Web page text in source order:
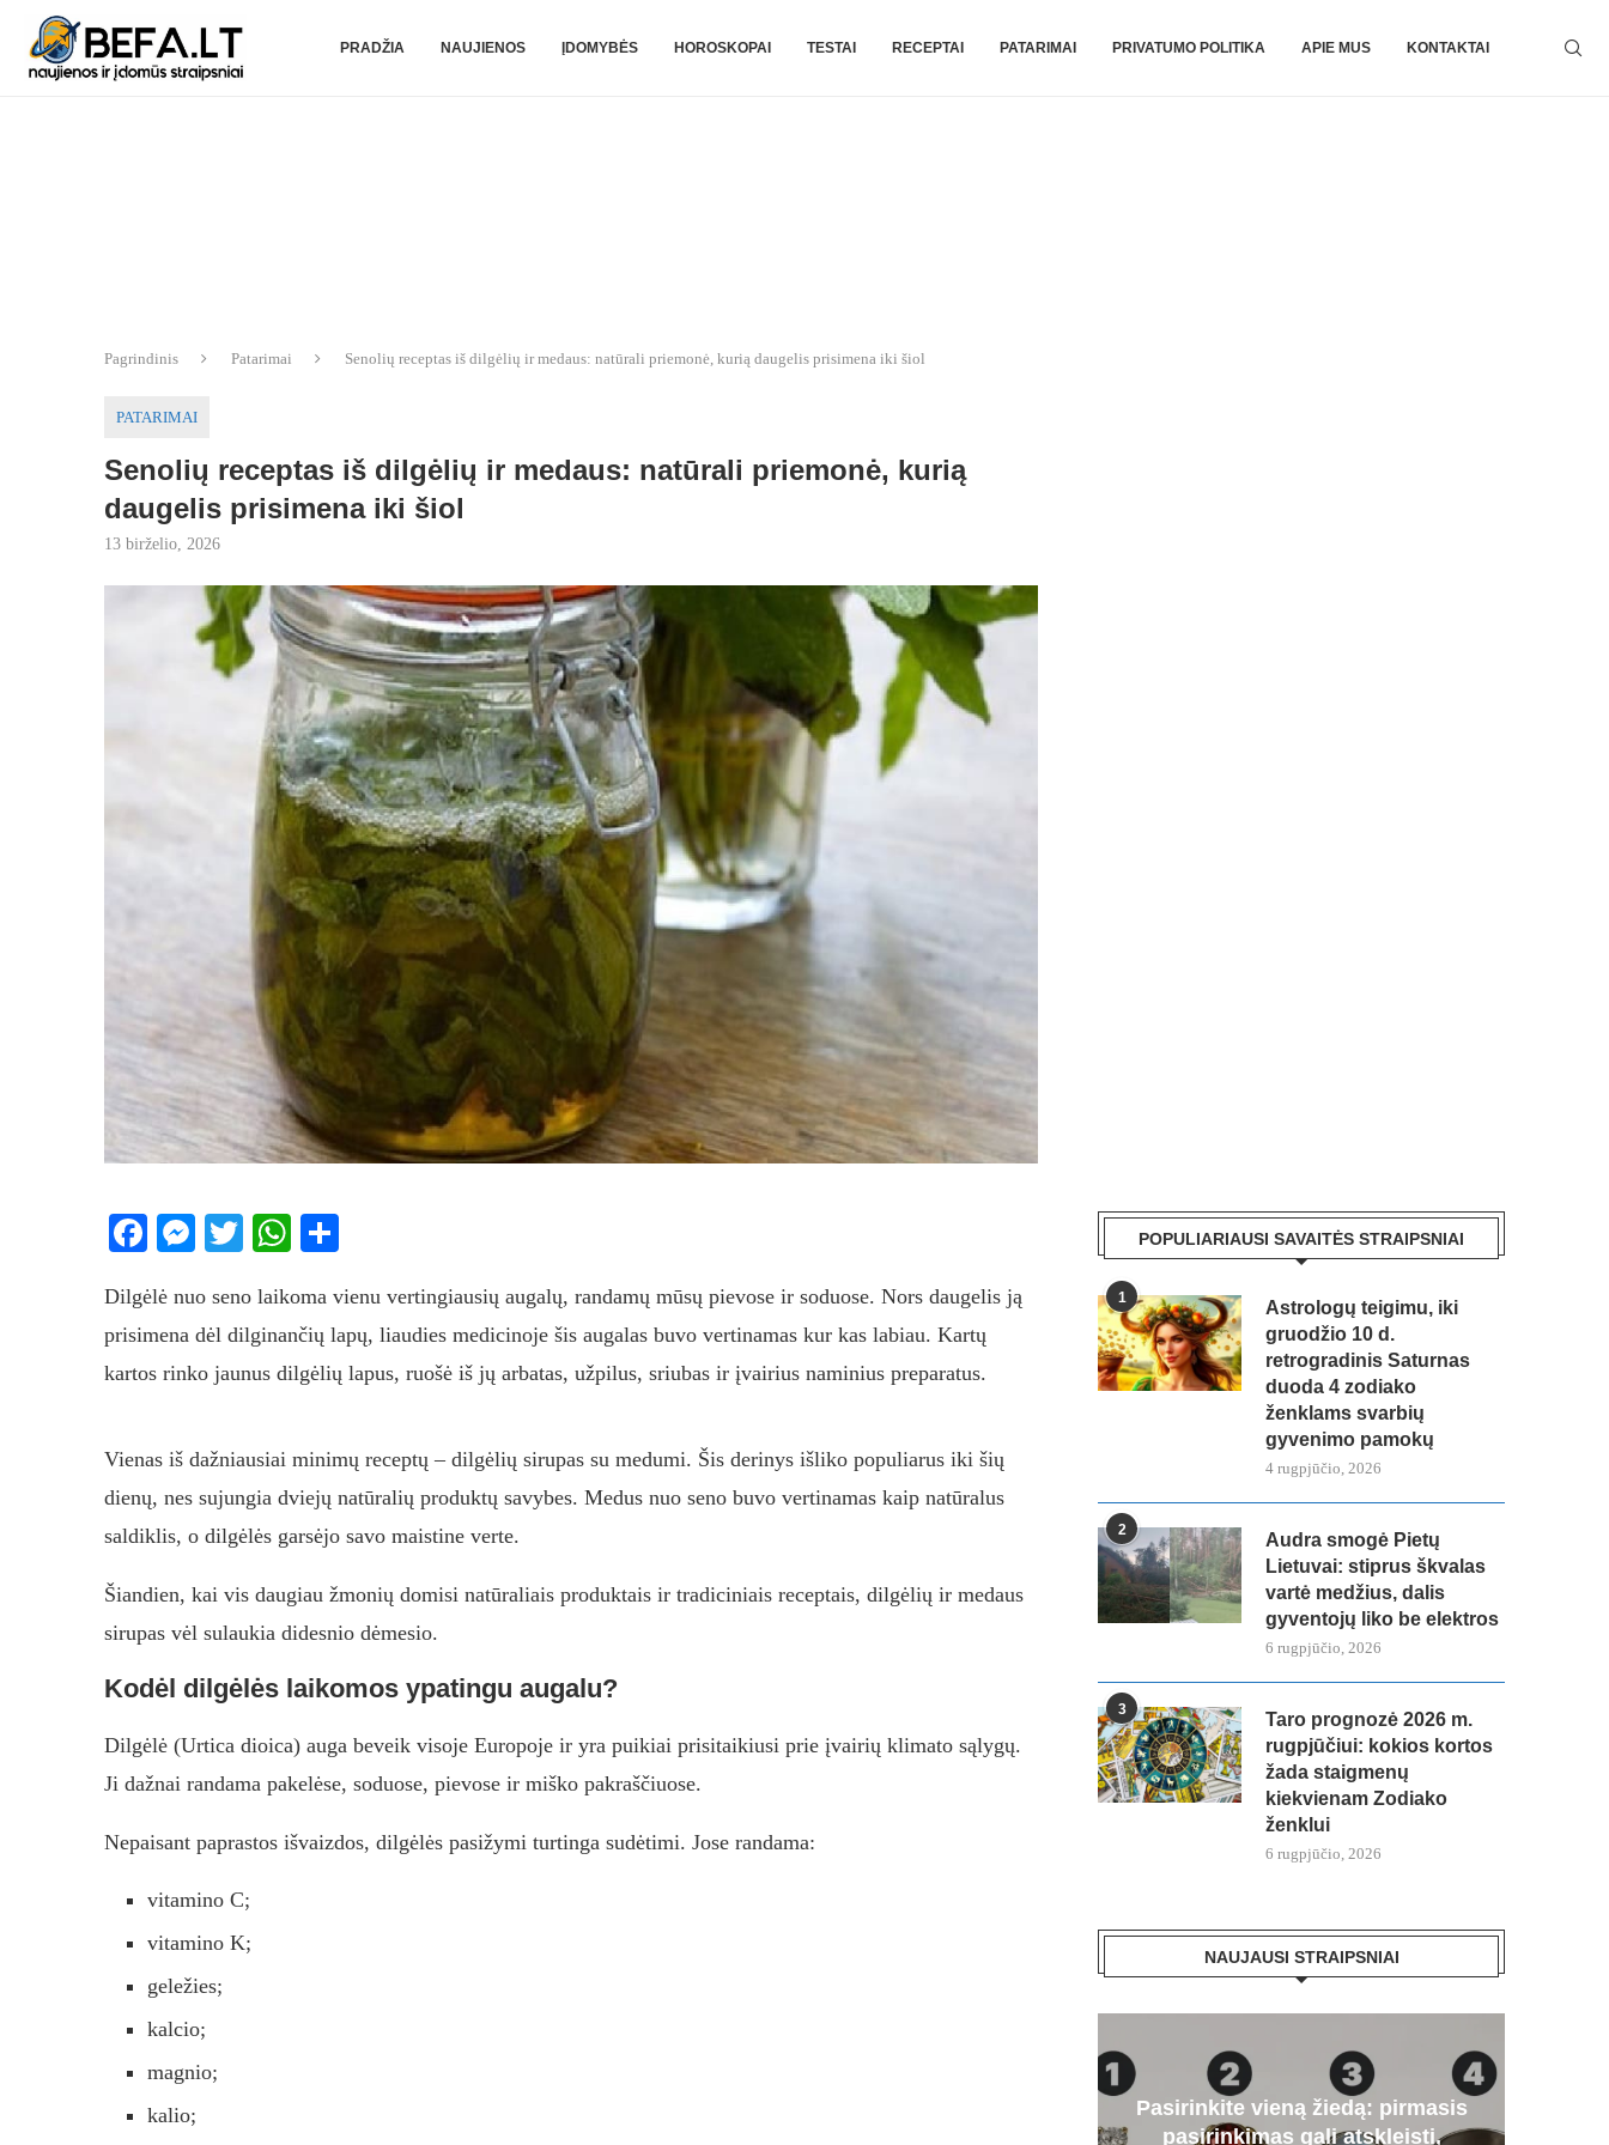
PRADŽIA NAUJIENOS ĮDOMYBĖS HOROSKOPAI TESTAI RECEPTAI PATARIMAI PRIVATUMO POLITIKA APIE MUS KONTAKTAI
Pagrindinis Patarimai Senolių receptas iš dilgėlių ir medaus: natūrali priemonė, kurią daugelis prisimena iki šiol
PATARIMAI
Senolių receptas iš dilgėlių ir medaus: natūrali priemonė, kurią
daugelis prisimena iki šiol
13 birželio, 2026
Facebook
Messenger
TwitterWhatsApp
Dilgėlė nuo seno laikoma vienu vertingiausių augalų, randamų mūsų pievose ir soduose. Nors daugelis ją
prisimena dėl dilginančių lapų, liaudies medicinoje šis augalas buvo vertinamas kur kas labiau. Kartų
kartos rinko jaunus dilgėlių lapus, ruošė iš jų arbatas, užpilus, sriubas ir įvairius naminius preparatus.
Vienas iš dažniausiai minimų receptų – dilgėlių sirupas su medumi. Šis derinys išliko populiarus iki šių
dienų, nes sujungia dviejų natūralių produktų savybes. Medus nuo seno buvo vertinamas kaip natūralus
saldiklis, o dilgėlės garsėjo savo maistine verte.
Šiandien, kai vis daugiau žmonių domisi natūraliais produktais ir tradiciniais receptais, dilgėlių ir medaus
sirupas vėl sulaukia didesnio dėmesio.
Kodėl dilgėlės laikomos ypatingu augalu?
Dilgėlė (Urtica dioica) auga beveik visoje Europoje ir yra puikiai prisitaikiusi prie įvairių klimato sąlygų.
Ji dažnai randama pakelėse, soduose, pievose ir miško pakraščiuose.
Nepaisant paprastos išvaizdos, dilgėlės pasižymi turtinga sudėtimi. Jose randama:
vitamino C;
vitamino K;
geležies;
kalcio;
magnio;
kalio;
POPULIARIAUSI SAVAITĖS STRAIPSNIAI
1
Astrologų teigimu, iki
gruodžio 10 d.
retrogradinis Saturnas
duoda 4 zodiako
ženklams svarbių
gyvenimo pamokų
4 rugpjūčio, 2026
2
Audra smogė Pietų
Lietuvai: stiprus škvalas
vartė medžius, dalis
gyventojų liko be elektros
6 rugpjūčio, 2026
3
Taro prognozė 2026 m.
rugpjūčiui: kokios kortos
žada staigmenų
kiekvienam Zodiako
ženklui
6 rugpjūčio, 2026
NAUJAUSI STRAIPSNIAI
Pasirinkite vieną žiedą: pirmasis
pasirinkimas gali atskleisti,